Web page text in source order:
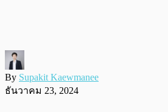
By Supakit Kaewmanee
ธันวาคม 23, 2024